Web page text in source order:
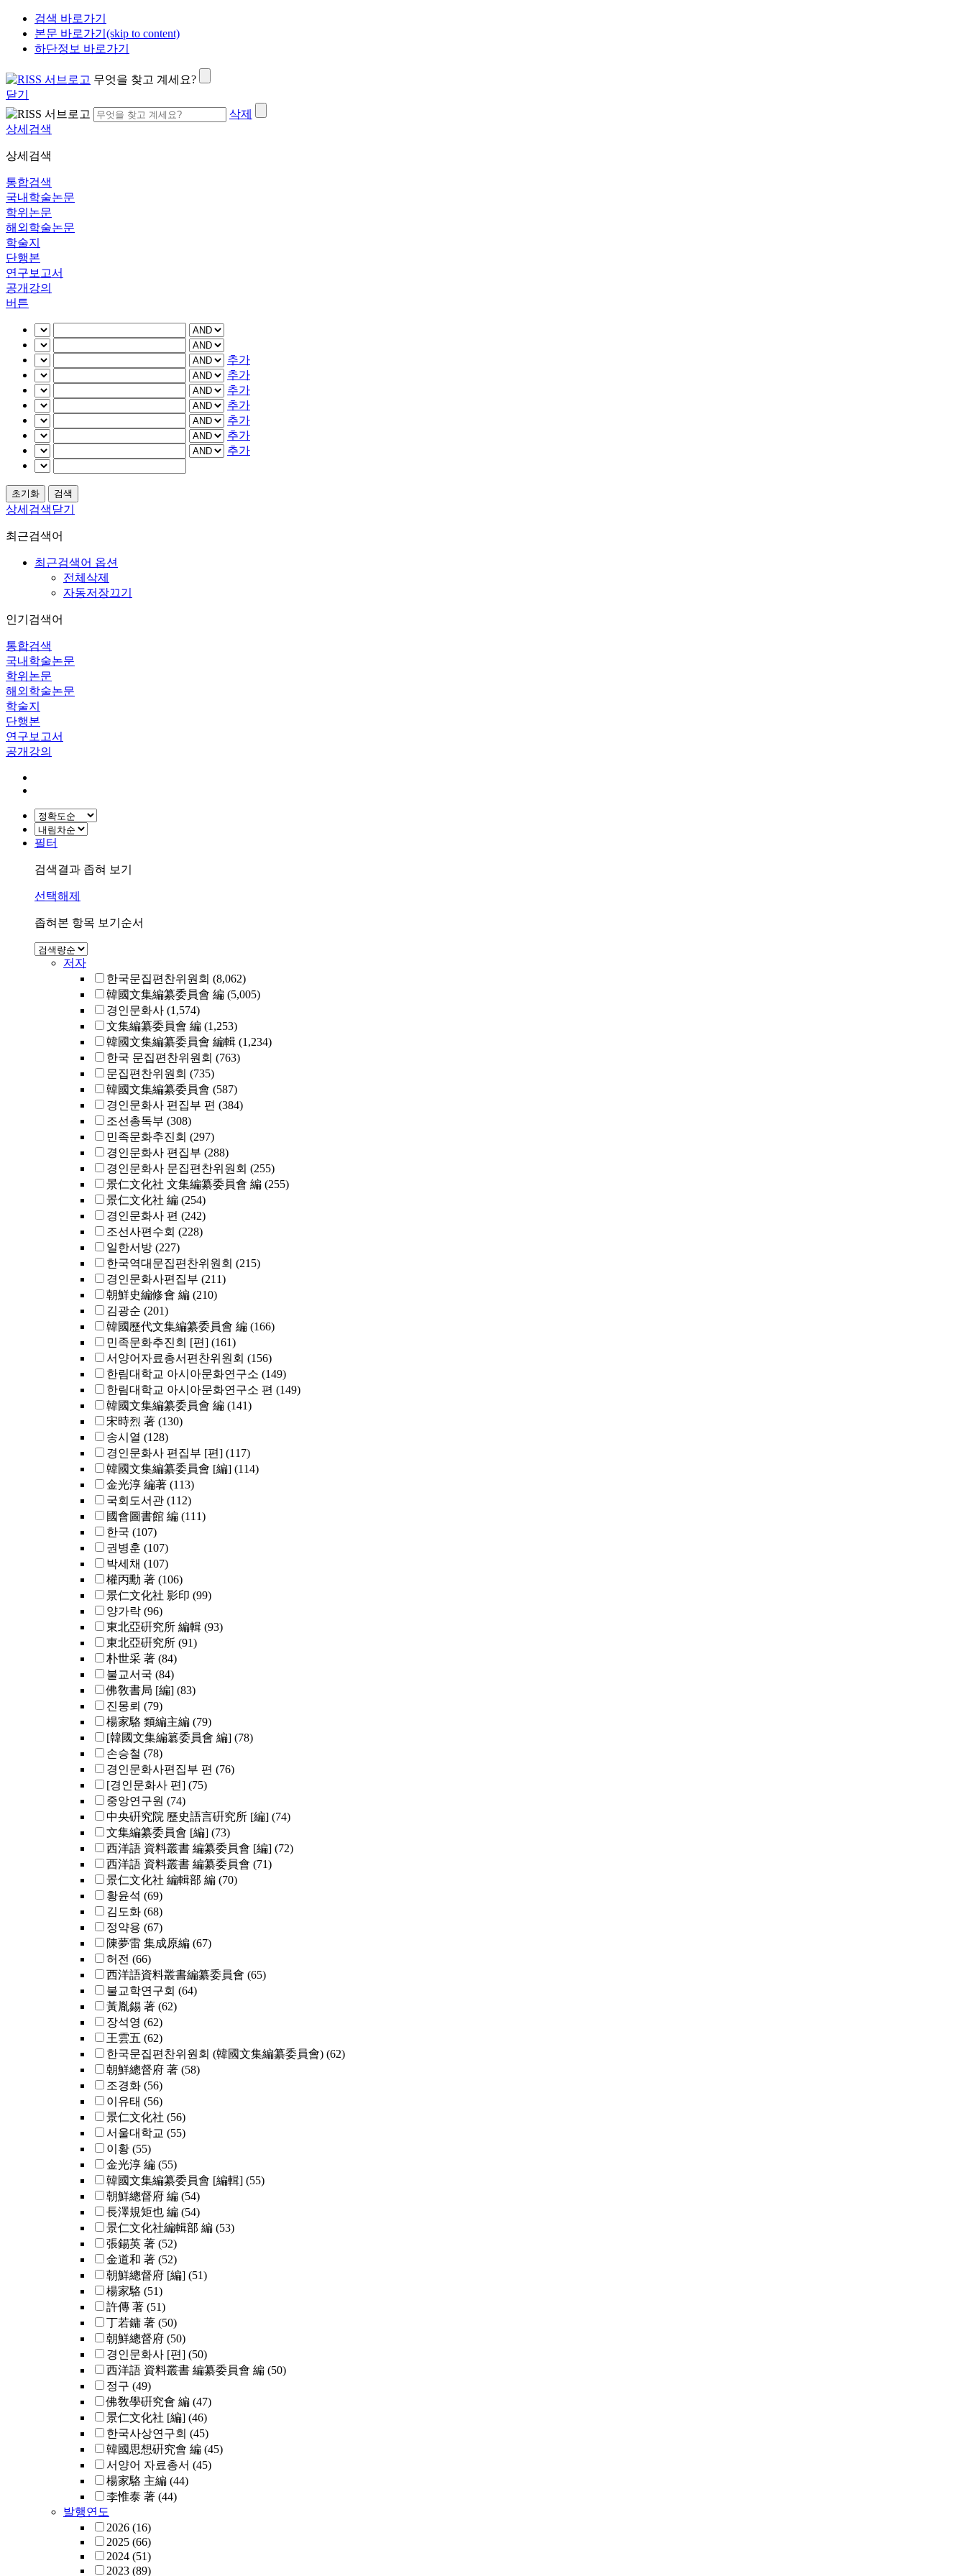
검색 바로가기
본문 바로가기(skip to content)
하단정보 바로가기
무엇을 찾고 계세요?
닫기
삭제
상세검색
상세검색
통합검색
국내학술논문
학위논문
해외학술논문
학술지
단행본
연구보고서
공개강의
버튼
추가
추가
추가
추가
추가
추가
추가
상세검색닫기
최근검색어
최근검색어 옵션
전체삭제
자동저장끄기
인기검색어
통합검색
국내학술논문
학위논문
해외학술논문
학술지
단행본
연구보고서
공개강의
필터
검색결과 좁혀 보기
선택해제
좁혀본 항목 보기순서
저자
한국문집편찬위원회 (8,062)
韓國文集編纂委員會 編 (5,005)
경인문화사 (1,574)
文集編纂委員會 編 (1,253)
韓國文集編纂委員會 編輯 (1,234)
한국 문집편찬위원회 (763)
문집편찬위원회 (735)
韓國文集編纂委員會 (587)
경인문화사 편집부 편 (384)
조선총독부 (308)
민족문화추진회 (297)
경인문화사 편집부 (288)
경인문화사 문집편찬위원회 (255)
景仁文化社 文集編纂委員會 編 (255)
景仁文化社 編 (254)
경인문화사 편 (242)
조선사편수회 (228)
일한서방 (227)
한국역대문집편찬위원회 (215)
경인문화사편집부 (211)
朝鮮史編修會 編 (210)
김광순 (201)
韓國歷代文集編纂委員會 編 (166)
민족문화추진회 [편] (161)
서양어자료총서편찬위원회 (156)
한림대학교 아시아문화연구소 (149)
한림대학교 아시아문화연구소 편 (149)
韓國文集編纂委員會 編 (141)
宋時烈 著 (130)
송시열 (128)
경인문화사 편집부 [편] (117)
韓國文集編纂委員會 [編] (114)
金光淳 編著 (113)
국회도서관 (112)
國會圖書館 編 (111)
한국 (107)
권병훈 (107)
박세채 (107)
權丙勳 著 (106)
景仁文化社 影印 (99)
양가락 (96)
東北亞硏究所 編輯 (93)
東北亞硏究所 (91)
朴世采 著 (84)
불교서국 (84)
佛敎書局 [編] (83)
진몽뢰 (79)
楊家駱 類編主編 (79)
[韓國文集編簒委員會 編] (78)
손승철 (78)
경인문화사편집부 편 (76)
[경인문화사 편] (75)
중앙연구원 (74)
中央硏究院 歷史語言硏究所 [編] (74)
文集編纂委員會 [編] (73)
西洋語 資料叢書 編纂委員會 [編] (72)
西洋語 資料叢書 編纂委員會 (71)
景仁文化社 編輯部 編 (70)
황윤석 (69)
김도화 (68)
정약용 (67)
陳夢雷 集成原編 (67)
허전 (66)
西洋語資料叢書編纂委員會 (65)
불교학연구회 (64)
黃胤錫 著 (62)
장석영 (62)
王雲五 (62)
한국문집편찬위원회 (韓國文集編纂委員會) (62)
朝鮮總督府 著 (58)
조경화 (56)
이유태 (56)
景仁文化社 (56)
서울대학교 (55)
이황 (55)
金光淳 編 (55)
韓國文集編纂委員會 [編輯] (55)
朝鮮總督府 編 (54)
長澤規矩也 編 (54)
景仁文化社編輯部 編 (53)
張錫英 著 (52)
金道和 著 (52)
朝鮮總督府 [編] (51)
楊家駱 (51)
許傳 著 (51)
丁若鏞 著 (50)
朝鮮總督府 (50)
경인문화사 [편] (50)
西洋語 資料叢書 編纂委員會 編 (50)
정구 (49)
佛敎學硏究會 編 (47)
景仁文化社 [編] (46)
한국사상연구회 (45)
韓國思想硏究會 編 (45)
서양어 자료총서 (45)
楊家駱 主編 (44)
李惟泰 著 (44)
발행연도
2026 (16)
2025 (66)
2024 (51)
2023 (89)